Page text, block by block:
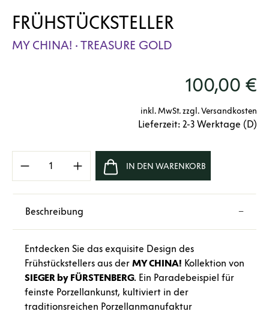
FRÜHSTÜCKSTELLER
MY CHINA! · TREASURE GOLD
100,00 €
inkl. MwSt. zzgl. Versandkosten
Lieferzeit: 2-3 Werktage (D)
Produkt Anzahl: Gib den gewünschten
IN DEN WARENKORB
Beschreibung
Entdecken Sie das exquisite Design des
Frühstückstellers aus der MY CHINA! Kollektion von
SIEGER by FÜRSTENBERG. Ein Paradebeispiel für
feinste Porzellankunst, kultiviert in der
traditionsreichen Porzellanmanufaktur